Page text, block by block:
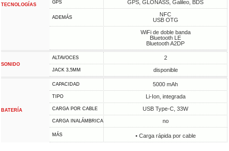
TECNOLOGÍAS GPS GPS, GLONASS, Galileo, BDS
ADEMÁS
NFC
USB OTG
WiFi de doble banda
Bluetooth LE
Bluetooth A2DP
SONIDO
ALTAVOCES 2
JACK 3,5MM disponible
BATERÍA
CAPACIDAD 5000 mAh
TIPO Li-Ion, integrada
CARGA POR CABLE USB Type-C, 33W
CARGA INALÁMBRICA no
MÁS • Carga rápida por cable